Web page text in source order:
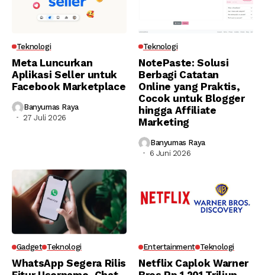
Teknologi
Meta Luncurkan
Aplikasi Seller untuk
Facebook Marketplace
Banyumas Raya
27 Juli 2026
Teknologi
NotePaste: Solusi
Berbagi Catatan
Online yang Praktis,
Cocok untuk Blogger
hingga Affiliate
Marketing
Banyumas Raya
6 Juni 2026
Gadget Teknologi
WhatsApp Segera Rilis
Entertainment Teknologi
Netflix Caplok Warner